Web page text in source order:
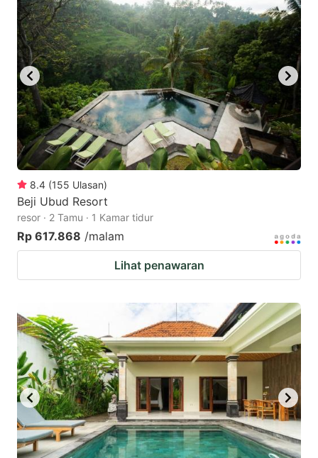
8.4 (155 Ulasan)
Beji Ubud Resort
resor · 2 Tamu · 1 Kamar tidur
Rp 617.868 /malam
Lihat penawaran